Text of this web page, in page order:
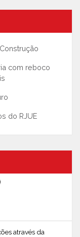
com reboco
do RJUE
através da